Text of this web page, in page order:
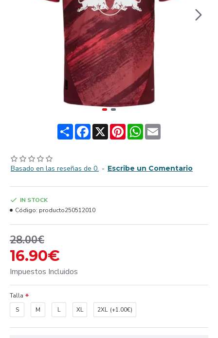
ShareFacebook
X PinterestWhatsApp
Email
Basado en las reseñas de 0. - Escribe un Comentario
16.90€
28.00€
Impuestos Incluidos
IN STOCK
Código: producto250512010
Talla
S
M L XL 2XL (+1.00€)